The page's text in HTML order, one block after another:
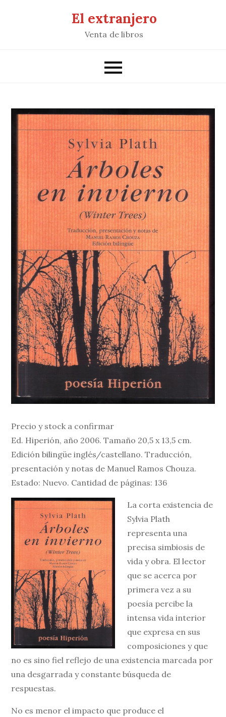
El extranjero
Venta de libros
Precio y stock a confirmar
Ed. Hiperión, año 2006. Tamaño 20,5 x 13,5 cm.
Edición bilingüe inglés/castellano. Traducción,
presentación y notas de Manuel Ramos Chouza.
Estado: Nuevo. Cantidad de páginas: 136
La corta existencia de
Sylvia Plath
representa una
precisa simbiosis de
vida y obra. El lector
que se acerca por
primera vez a su
poesía percibe la
intensa vida interior
que expresa en sus
composiciones y que
no es sino fiel reflejo de una existencia marcada por
una desgarrada y constante búsqueda de
respuestas.
No es menor el impacto que produce el